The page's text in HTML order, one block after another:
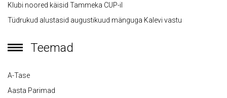
Klubi noored käisid Tammeka CUP-il
Tüdrukud alustasid augustikuud mänguga Kalevi vastu
Teemad
A-Tase
Aasta Parimad